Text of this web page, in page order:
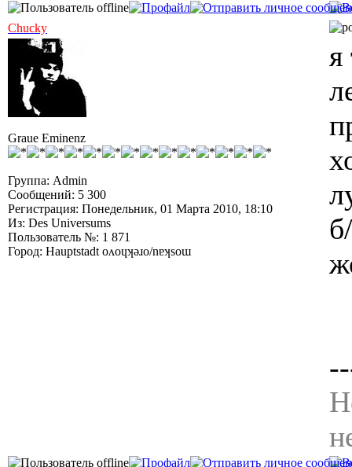
Chucky
Graue Eminenz
Группа: Admin
Сообщений: 5 300
Регистрация: Понедельник, 01 Марта 2010, 18:10
Из: Des Universums
Пользователь №: 1 871
Город: Hauptstadt oʌoɥʞǝɹo/nɐʞsoɯ
я